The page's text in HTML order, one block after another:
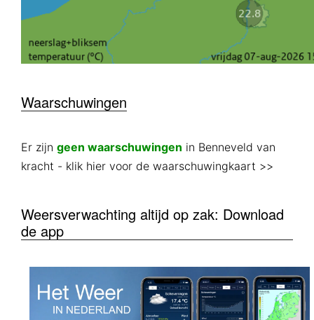
Waarschuwingen
Er zijn geen waarschuwingen in Benneveld van
kracht - klik hier voor de waarschuwingkaart >>
Weersverwachting altijd op zak: Download
de app